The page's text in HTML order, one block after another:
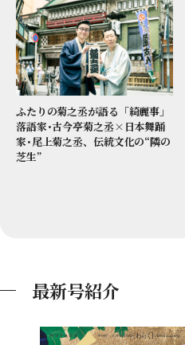
ふたりの菊之丞が語る「綺麗事」
落語家･古今亭菊之丞×日本舞踊
家･尾上菊之丞、伝統文化の“隣の
芝生”
最新号紹介